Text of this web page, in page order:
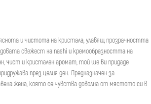
и чистота на кристала, улавящ прозрачността
свежест на nashi и кремообразността на
чист и кристален аромат, той ще ви придаде
през целия ден. Предназначен за
жена, която се чувства доволна от мястото си в